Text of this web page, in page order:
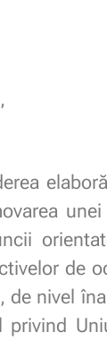
de
de nivel